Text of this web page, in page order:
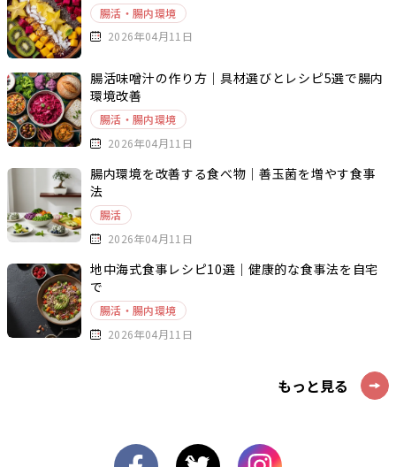
腸活・腸内環境
2026年04月11日
腸活味噌汁の作り方｜具材選びとレシピ5選で腸内
環境改善
腸活・腸内環境
2026年04月11日
腸内環境を改善する食べ物｜善玉菌を増やす食事
法
腸活
2026年04月11日
地中海式食事レシピ10選｜健康的な食事法を自宅
で
腸活・腸内環境
2026年04月11日
もっと見る